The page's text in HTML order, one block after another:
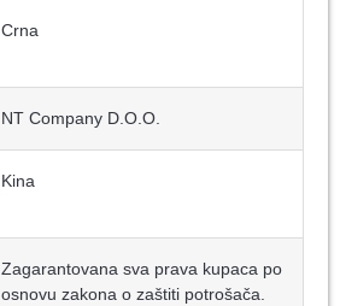
Crna
NT Company D.O.O.
Kina
Zagarantovana sva prava kupaca po
osnovu zakona o zaštiti potrošača.